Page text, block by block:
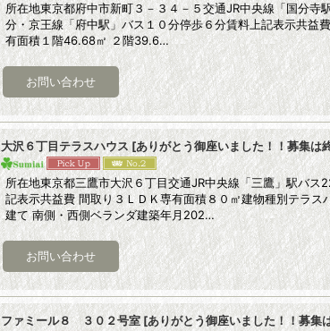
所在地東京都府中市新町３－３４－５交通JR中央線「国分寺
分・京王線「府中駅」バス１０分停歩６分賃料上記表示共益
有面積１階46.68㎡ ２階39.6…
大沢６丁目テラスハウス [ありがとう御座いました！！募集は
所在地東京都三鷹市大沢６丁目交通JR中央線「三鷹」駅バス
記表示共益費 間取り３ＬＤＫ専有面積８０㎡建物種別テラス
建て 南側・西側ベランダ建築年月202…
ファミール８ ３０２号室 [ありがとう御座いました！！募集